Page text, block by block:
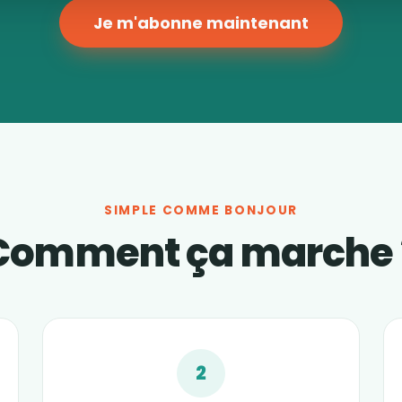
Je m'abonne maintenant
SIMPLE COMME BONJOUR
ça marche
2